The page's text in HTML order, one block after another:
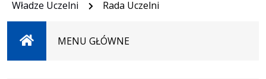
Władze Uczelni
Rada Uczelni
StronaMENU GŁÓWNE